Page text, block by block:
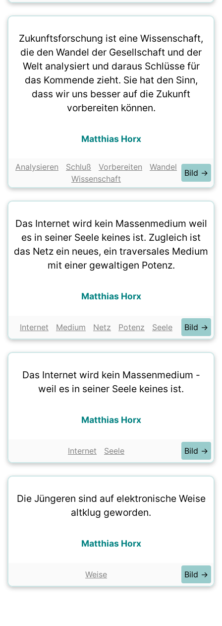
Zukunftsforschung ist eine Wissenschaft,
die den Wandel der Gesellschaft und der
Welt analysiert und daraus Schlüsse für
das Kommende zieht. Sie hat den Sinn,
dass wir uns besser auf die Zukunft
vorbereiten können.
Matthias Horx
Analysieren Schluß Vorbereiten
Wandel
Wissenschaft
Bild →
Das Internet wird kein Massenmedium weil
es in seiner Seele keines ist. Zugleich ist
das Netz ein neues, ein traversales Medium
mit einer gewaltigen Potenz.
Matthias Horx
Internet Medium Netz Potenz Seele Bild →
Das Internet wird kein Massenmedium -
weil es in seiner Seele keines ist.
Matthias Horx
Internet Seele Bild →
Die Jüngeren sind auf elektronische Weise
altklug geworden.
Matthias Horx
Weise Bild →